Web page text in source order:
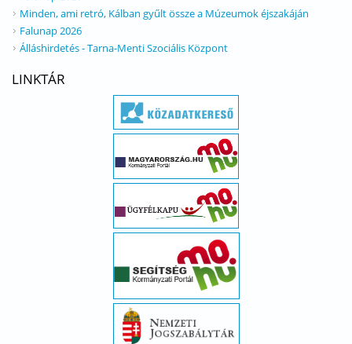
Minden, ami retró, Kálban gyűlt össze a Múzeumok éjszakáján
Falunap 2026
Álláshirdetés - Tarna-Menti Szociális Központ
LINKTÁR